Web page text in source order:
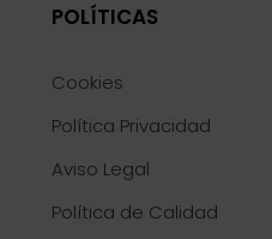
POLÍTICAS
Cookies
Política Privacidad
Aviso Legal
Política de Calidad